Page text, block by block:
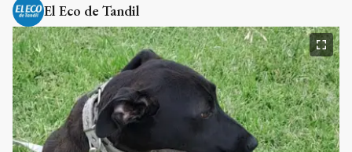
El Eco de Tandil